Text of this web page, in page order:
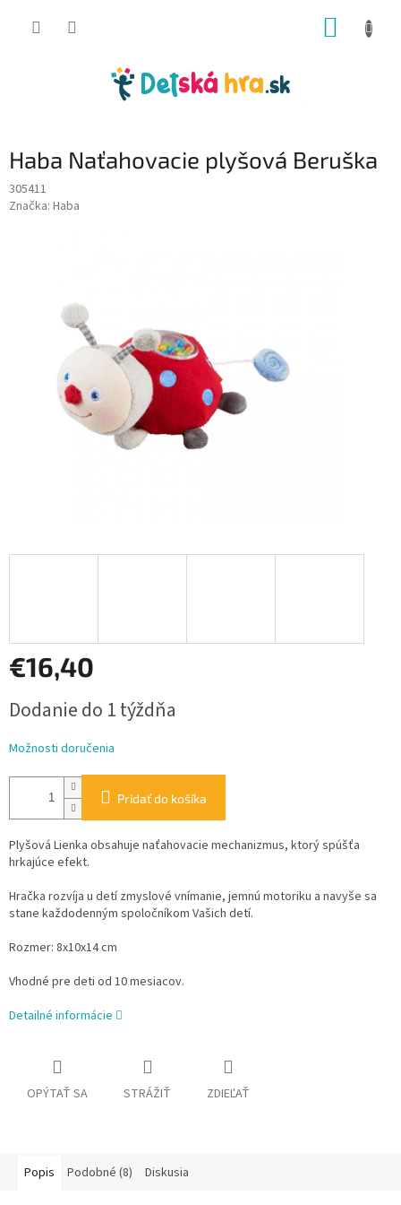
Haba Naťahovacie plyšová Beruška
305411
Značka: Haba
€16,40
cena:
Dodanie do 1 týždňa
Možnosti doručenia
Pridať do košíka
Plyšová Lienka obsahuje naťahovacie mechanizmus, ktorý spúšťa
hrkajúce efekt.
Hračka rozvíja u detí zmyslové vnímanie, jemnú motoriku a navyše sa
stane každodenným spoločníkom Vašich detí.
Rozmer: 8x10x14 cm
Vhodné pre deti od 10 mesiacov.
Detailné informácie
OPÝTAŤ SA STRÁŽIŤ ZDIEĽAŤ
Popis Podobné (8) Diskusia